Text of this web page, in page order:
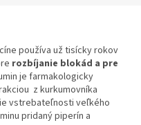
používa už tisícky rokov
rozbíjanie blokád a pre
je farmakologicky
z kurkumovníka
vstrebateľnosti veľkého
pridaný piperín a